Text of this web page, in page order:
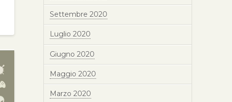
Settembre 2020
Luglio 2020
Giugno 2020
Maggio 2020
Marzo 2020